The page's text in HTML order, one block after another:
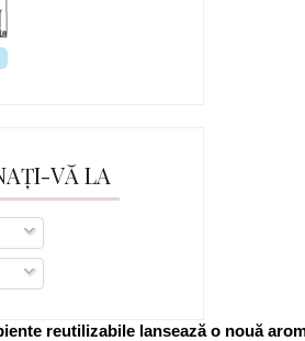
reutilizabile lansează o nouă
VĂ LA